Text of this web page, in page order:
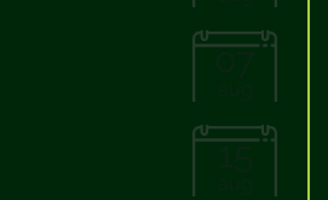
07
15